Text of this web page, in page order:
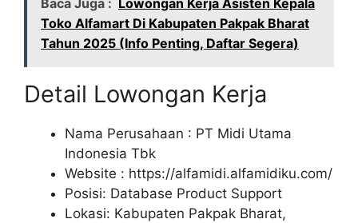
Baca Juga : Lowongan Kerja Asisten Kepala
Toko Alfamart Di Kabupaten Pakpak Bharat
Tahun 2025 (Info Penting, Daftar Segera)
Detail Lowongan Kerja
Nama Perusahaan : PT Midi Utama
Indonesia Tbk
Website : https://alfamidi.alfamidiku.com/
Posisi: Database Product Support
Lokasi: Kabupaten Pakpak Bharat,